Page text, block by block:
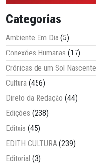
Categorias
Ambiente Em Dia (5)
Conexões Humanas (17)
Crônicas de um Sol Nascente
Cultura (456)
Direto da Redação (44)
Edições (238)
Editais (45)
EDITH CULTURA (239)
Editorial (3)